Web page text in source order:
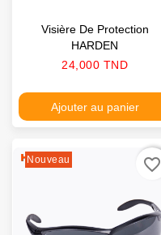
Visière De Protection
HARDEN
Prix
24,000 TND
Ajouter au panier
Nouveau favorite_border